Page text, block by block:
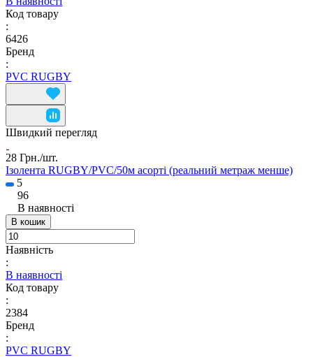
Код товару
:
6426
Бренд
:
PVC RUGBY
Швидкий перегляд
28 Грн./шт.
Ізолента RUGBY/PVC/50м асорті (реальний метраж менше)
5
96
В наявності
В кошик
Наявність
:
В наявності
Код товару
:
2384
Бренд
:
PVC RUGBY